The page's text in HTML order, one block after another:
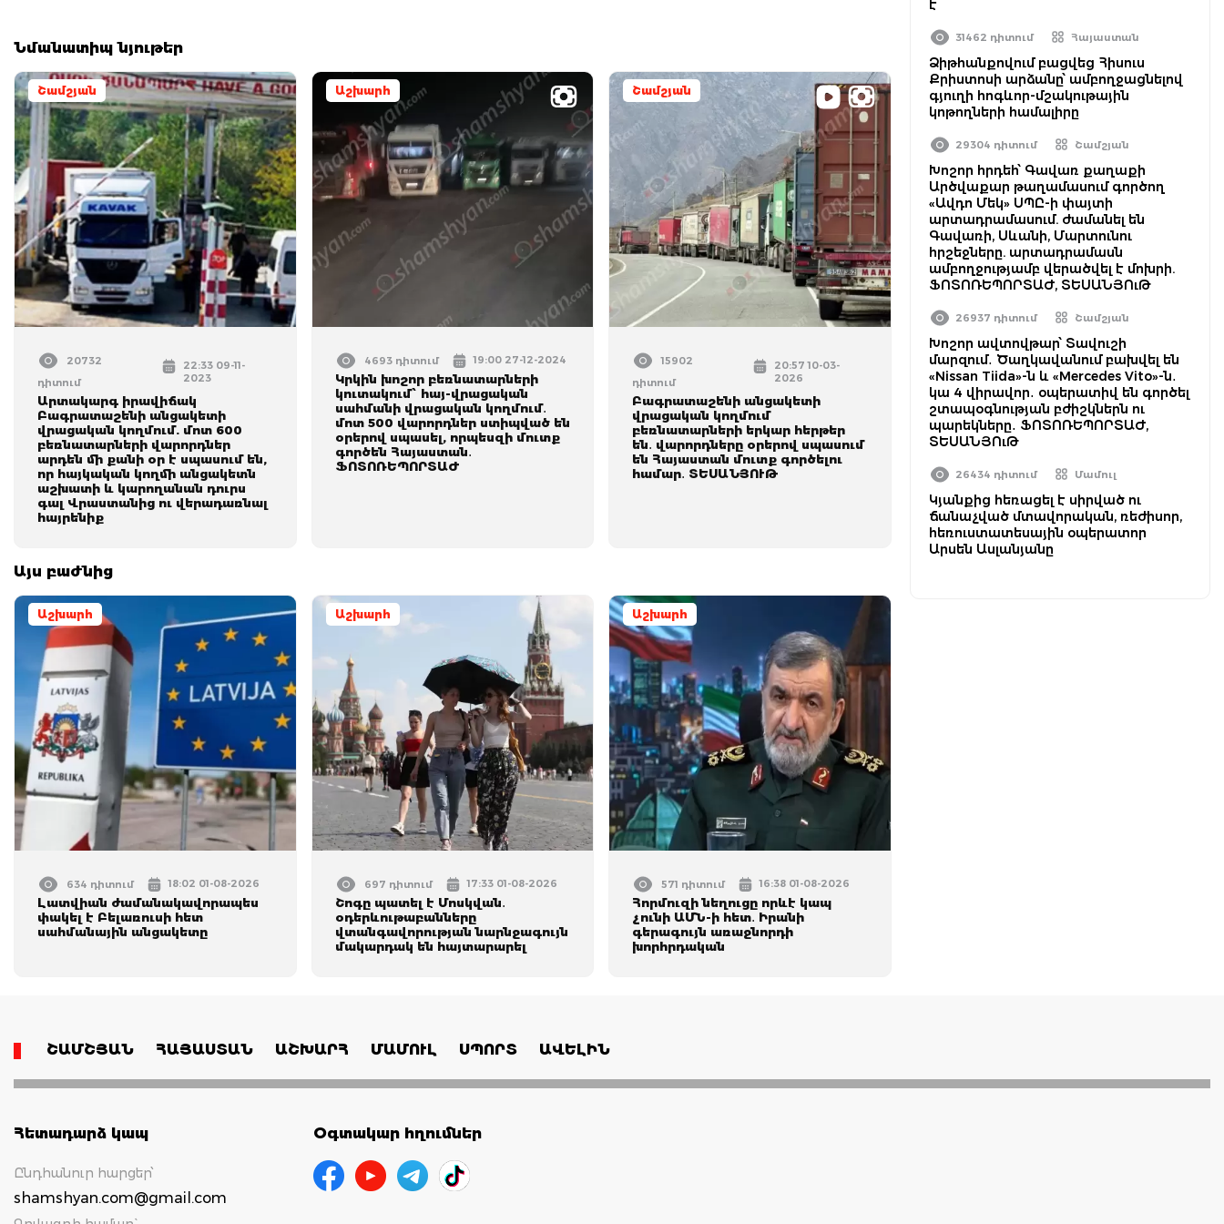
Նմանատիպ նյութեր
Շամշյան
20732
դիտում
22:33 09-11-
2023
Արտակարգ իրավիճակ
Բագրատաշենի անցակետի
վրացական կողմում. մոտ 600
բեռնատարների վարորդներ
արդեն մի քանի օր է սպասում են,
որ հայկական կողմի անցակետն
աշխատի և կարողանան դուրս
գալ Վրաստանից ու վերադառնալ
հայրենիք
Աշխարհ
4693 դիտում 19:00 27-12-2024
Կրկին խոշոր բեռնատարների
կուտակում՝ հայ-վրացական
սահմանի վրացական կողմում․
մոտ 500 վարորդներ ստիպված են
օրերով սպասել, որպեսզի մուտք
գործեն Հայաստան․
ՖՈՏՈՌԵՊՈՐՏԱԺ
Շամշյան
15902
դիտում
20:57 10-03-
2026
Բագրատաշենի անցակետի
վրացական կողմում
բեռնատարների երկար հերթեր
են․ վարորդները օրերով սպասում
են Հայաստան մուտք գործելու
համար․ ՏԵՍԱՆՅՈՒԹ
Այս բաժնից
Աշխարհ
634 դիտում 18:02 01-08-2026
Լատվիան ժամանակավորապես
փակել է Բելառուսի հետ
սահմանային անցակետը
Աշխարհ
697 դիտում 17:33 01-08-2026
Շոգը պատել է Մոսկվան․
օդերևութաբանները
վտանգավորության նարնջագույն
մակարդակ են հայտարարել
Աշխարհ
571 դիտում 16:38 01-08-2026
Հորմուզի նեղուցը որևէ կապ
չունի ԱՄՆ-ի հետ․ Իրանի
գերագույն առաջնորդի
խորհրդական
է
31462 դիտում Հայաստան
Ձիթհանքովում բացվեց Հիսուս
Քրիստոսի արձանը՝ ամբողջացնելով
գյուղի հոգևոր-մշակութային
կոթողների համալիրը
29304 դիտում Շամշյան
Խոշոր հրդեհ՝ Գավառ քաղաքի
Արծվաքար թաղամասում գործող
«Ավդո Մեկ» ՍՊԸ-ի փայտի
արտադրամասում. ժամանել են
Գավառի, Սևանի, Մարտունու
հրշեջները. արտադրամասն
ամբողջությամբ վերածվել է մոխրի.
ՖՈՏՈՌԵՊՈՐՏԱԺ, ՏԵՍԱՆՅՈւԹ
26937 դիտում Շամշյան
Խոշոր ավտովթար՝ Տավուշի
մարզում․ Ծաղկավանում բախվել են
«Nissan Tiida»-ն և «Mercedes Vito»-ն․
կա 4 վիրավոր․ օպերատիվ են գործել
շտապօգնության բժիշկներն ու
պարեկները․ ՖՈՏՈՌԵՊՈՐՏԱԺ,
ՏԵՍԱՆՅՈւԹ
26434 դիտում Մամուլ
Կյանքից հեռացել է սիրված ու
ճանաչված մտավորական, ռեժիսոր,
հեռուստատեսային օպերատոր
Արսեն Ասլանյանը
ՇԱՄՇՅԱՆ ՀԱՅԱՍՏԱՆ ԱՇԽԱՐՀ ՄԱՄՈՒԼ ՍՊՈՐՏ ԱՎԵԼԻՆ
Հետադարձ կապ
Ընդհանուր հարցեր՝
shamshyan.com@gmail.com
Օգտակար հղումներ